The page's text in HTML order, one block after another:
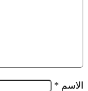
الاسم *